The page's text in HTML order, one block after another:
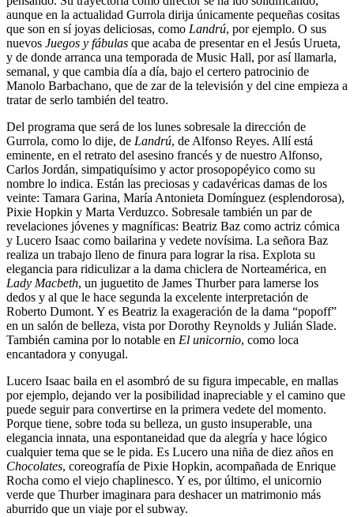
aunque en la actualidad Gurrola dirija únicamente pequeñas cositas
que son en sí joyas deliciosas, como Landrú, por ejemplo. O sus
nuevos Juegos y fábulas que acaba de presentar en el Jesús Urueta,
y de donde arranca una temporada de Music Hall, por así llamarla,
semanal, y que cambia día a día, bajo el certero patrocinio de
Manolo Barbachano, que de zar de la televisión y del cine empieza a
tratar de serlo también del teatro.
Del programa que será de los lunes sobresale la dirección de
Gurrola, como lo dije, de Landrú, de Alfonso Reyes. Allí está
eminente, en el retrato del asesino francés y de nuestro Alfonso,
Carlos Jordán, simpatiquísimo y actor prosopopéyico como su
nombre lo indica. Están las preciosas y cadavéricas damas de los
veinte: Tamara Garina, María Antonieta Domínguez (esplendorosa),
Pixie Hopkin y Marta Verduzco. Sobresale también un par de
revelaciones jóvenes y magníficas: Beatriz Baz como actriz cómica
y Lucero Isaac como bailarina y vedete novísima. La señora Baz
realiza un trabajo lleno de finura para lograr la risa. Explota su
elegancia para ridiculizar a la dama chiclera de Norteamérica, en
Lady Macbeth, un juguetito de James Thurber para lamerse los
dedos y al que le hace segunda la excelente interpretación de
Roberto Dumont. Y es Beatriz la exageración de la dama “popoff”
en un salón de belleza, vista por Dorothy Reynolds y Julián Slade.
También camina por lo notable en El unicornio, como loca
encantadora y conyugal.
Lucero Isaac baila en el asombró de su figura impecable, en mallas
por ejemplo, dejando ver la posibilidad inapreciable y el camino que
puede seguir para convertirse en la primera vedete del momento.
Porque tiene, sobre toda su belleza, un gusto insuperable, una
elegancia innata, una espontaneidad que da alegría y hace lógico
cualquier tema que se le pida. Es Lucero una niña de diez años en
Chocolates, coreografía de Pixie Hopkin, acompañada de Enrique
Rocha como el viejo chaplinesco. Y es, por último, el unicornio
verde que Thurber imaginara para deshacer un matrimonio más
aburrido que un viaje por el subway.